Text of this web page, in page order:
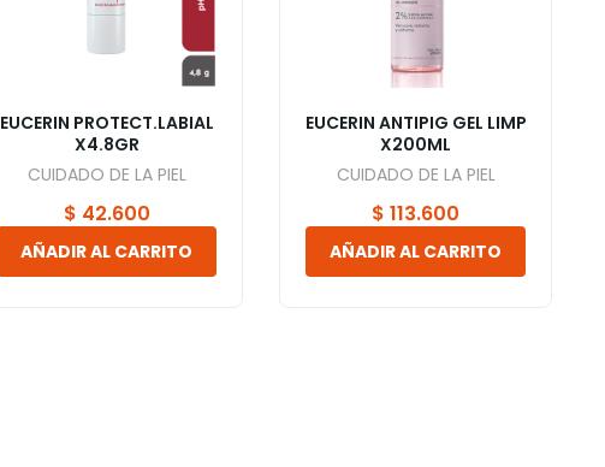
EUCERIN PROTECT.LABIAL
X4.8GR
CUIDADO DE LA PIEL
$ 42.600
AÑADIR AL CARRITO
EUCERIN ANTIPIG GEL LIMP
X200ML
CUIDADO DE LA PIEL
$ 113.600
AÑADIR AL CARRITO